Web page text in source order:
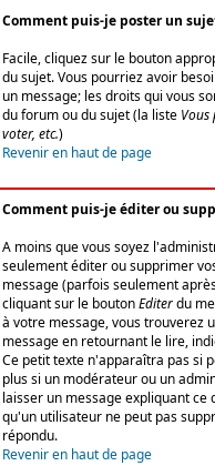
Comment puis-je poster un
Facile, cliquez sur le bouton
du sujet. Vous pourriez avoir
un message; les droits qui vous
du forum ou du sujet (la liste Vous
voter, etc.)
Revenir en haut de page
Comment puis-je éditer ou
A moins que vous soyez
seulement éditer ou supprimer
message (parfois seulement
cliquant sur le boutonEditerdu
à votre message, vous trouverez
message en retournant le lire,
Ce petit texte n'apparaîtra pas si
plus si un modérateur ou un
laisser un message expliquant
qu'un utilisateur ne peut pas
répondu.
Revenir en haut de page